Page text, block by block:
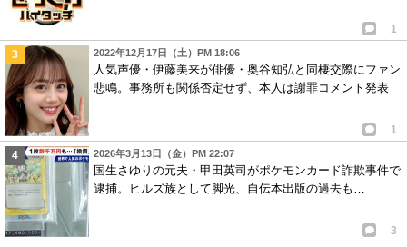
1
2022年12月17日（土）PM 18:06
人気声優・伊藤美来が俳優・奥谷知弘と同棲交際にファン
悲鳴。事務所も関係否定せず、本人は謝罪コメント発表
1
2026年3月13日（金）PM 22:07
国生さゆりの元夫・甲田英司がポケモンカード詐欺事件で
逮捕。ヒルズ族として脚光、自伝本出版の過去も…
3